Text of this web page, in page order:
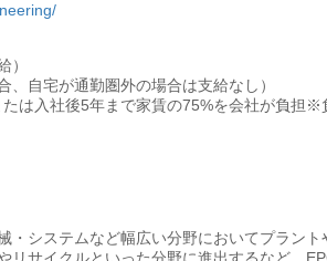
）
自宅が通勤圏外の場合は支給なし）
は入社後5年まで家賃の75%を会社が負担※
・システムなど幅広い分野においてプラン